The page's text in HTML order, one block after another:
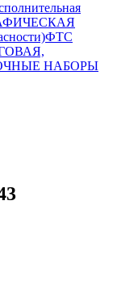
ФТС
НАБОРЫ